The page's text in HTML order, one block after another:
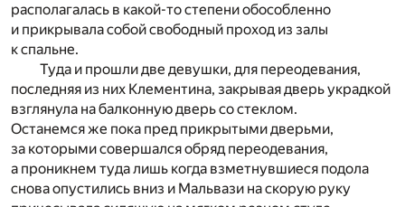
располагалась в какой-то степени обособленно
и прикрывала собой свободный проход из залы
к спальне.
Туда и прошли две девушки, для переодевания,
последняя из них Клементина, закрывая дверь украдкой
взглянула на балконную дверь со стеклом.
Останемся же пока пред прикрытыми дверьми,
за которыми совершался обряд переодевания,
а проникнем туда лишь когда взметнувшиеся подола
снова опустились вниз и Мальвази на скорую руку